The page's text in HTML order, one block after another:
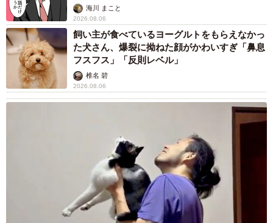
海川 まこと
2026.08.06
飼い主が食べているヨーグルトをもらえなかっ
た犬さん、爆裂に拗ねた顔がかわいすぎ「鼻息
フスフス」「反則レベル」
椎名 碧
2026.08.06